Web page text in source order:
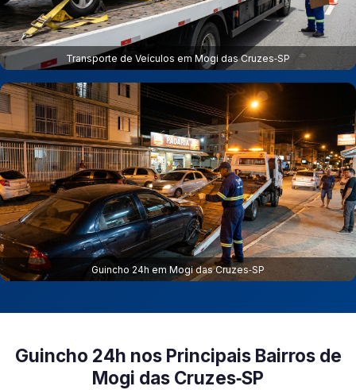
Transporte de Veículos em Mogi das Cruzes‑SP
Guincho 24h em Mogi das Cruzes‑SP
Guincho 24h nos Principais Bairros de
Mogi das Cruzes‑SP